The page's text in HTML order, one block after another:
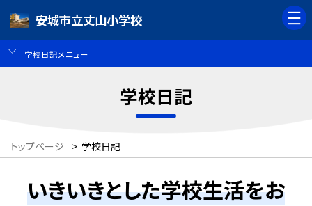
安城市立丈山小学校
学校日記メニュー
学校日記
トップページ > 学校日記
いきいきとした学校生活をお